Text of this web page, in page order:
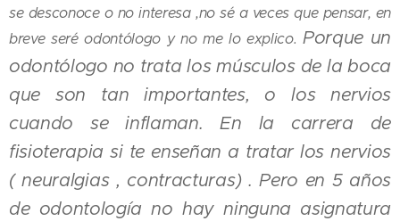
se desconoce o no interesa ,no sé a veces que pensar, en
breve seré odontólogo y no me lo explico. Porque un
odontólogo no trata los músculos de la boca
que son tan importantes, o los nervios
cuando se inflaman. En la carrera de
fisioterapia si te enseñan a tratar los nervios
( neuralgias , contracturas) . Pero en 5 años
de odontología no hay ninguna asignatura